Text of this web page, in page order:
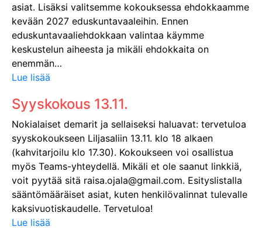
asiat. Lisäksi valitsemme kokouksessa ehdokkaamme
kevään 2027 eduskuntavaaleihin. Ennen
eduskuntavaaliehdokkaan valintaa käymme
keskustelun aiheesta ja mikäli ehdokkaita on
enemmän…
Lue lisää
Syyskokous 13.11.
Nokialaiset demarit ja sellaiseksi haluavat: tervetuloa
syyskokoukseen Liljasaliin 13.11. klo 18 alkaen
(kahvitarjoilu klo 17.30). Kokoukseen voi osallistua
myös Teams-yhteydellä. Mikäli et ole saanut linkkiä,
voit pyytää sitä raisa.ojala@gmail.com. Esityslistalla
sääntömääräiset asiat, kuten henkilövalinnat tulevalle
kaksivuotiskaudelle. Tervetuloa!
Lue lisää